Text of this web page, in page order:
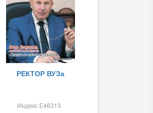
РЕКТОР ВУЗа
Индекс Е46313